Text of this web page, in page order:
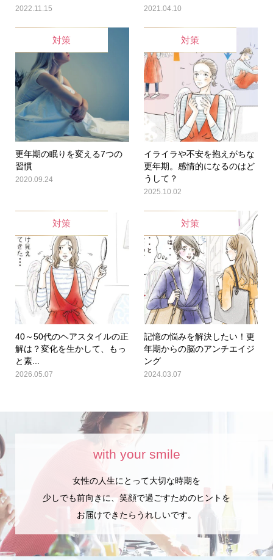
2022.11.15 2021.04.10
対策
更年期の眠りを変える7つの
習慣
2020.09.24
対策
イライラや不安を抱えがちな
更年期。感情的になるのはど
うして？
2025.10.02
対策
40～50代のヘアスタイルの正
解は？変化を生かして、もっ
と素...
2026.05.07
対策
記憶の悩みを解決したい！更
年期からの脳のアンチエイジ
ング
2024.03.07
with your smile
女性の人生にとって大切な時期を
少しでも前向きに、笑顔で過ごすためのヒントを
お届けできたらうれしいです。